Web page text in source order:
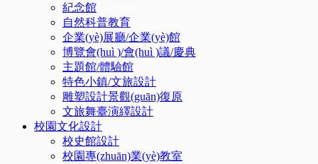
紀念館
自然科普教育
企業(yè)展廳/企業(yè)館
博覽會(huì )/會(huì )議/慶典
主題館/體驗館
特色小鎮/文旅設計
雕塑設計景觀(guān)復原
文旅舞臺演繹設計
校園文化設計
校史館設計
校園專(zhuān)業(yè)教室